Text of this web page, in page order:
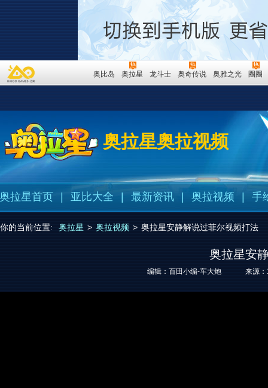
奥比岛 奥拉星 龙斗士 奥奇传说 奥雅之光 圈圈
奥拉星奥拉视频
奥拉星首页 亚比大全 最新资讯 奥拉视频 手
你的当前位置: 奥拉星 > 奥拉视频 > 奥拉星安静解说过菲尔视频打法
奥拉星安
编辑：百田小编-车大炮 来源：